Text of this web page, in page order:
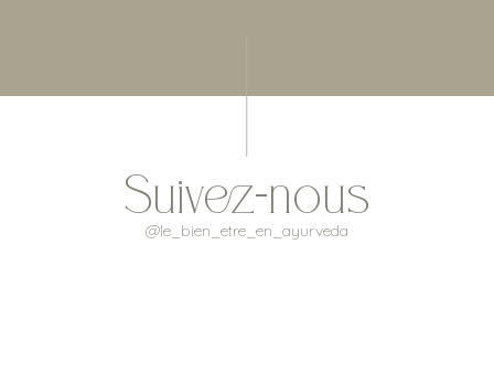
Suivez-nous
@le_bien_etre_en_ayurveda